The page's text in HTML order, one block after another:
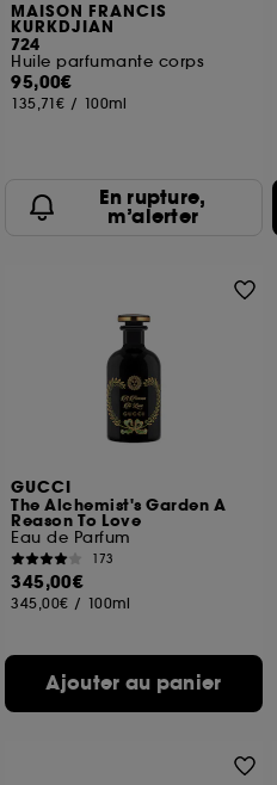
MAISON FRANCIS
KURKDJIAN
724
Huile parfumante corps
95,00€
135,71€ / 100ml
En rupture,
m’alerter
GUCCI
The Alchemist's Garden A
Reason To Love
Eau de Parfum
173
345,00€
345,00€ / 100ml
Ajouter au panier